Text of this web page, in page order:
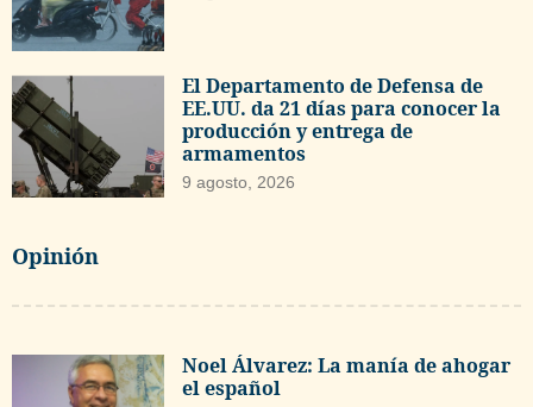
El Departamento de Defensa de
EE.UU. da 21 días para conocer la
producción y entrega de
armamentos
9 agosto, 2026
Opinión
Noel Álvarez: La manía de ahogar
el español